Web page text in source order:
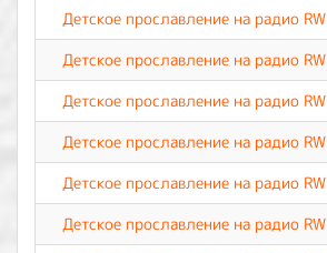
Детское прославление на радио RW
Детское прославление на радио RW
Детское прославление на радио RW
Детское прославление на радио RW
Детское прославление на радио RW
Детское прославление на радио RW